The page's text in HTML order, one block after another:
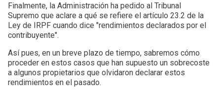
Finalmente, la Administración ha pedido al Tribunal
Supremo que aclare a qué se refiere el artículo 23.2 de la
Ley de IRPF cuando dice "rendimientos declarados por el
contribuyente".
Así pues, en un breve plazo de tiempo, sabremos cómo
proceder en estos casos que han supuesto un sobrecoste
a algunos propietarios que olvidaron declarar estos
rendimientos en el pasado.